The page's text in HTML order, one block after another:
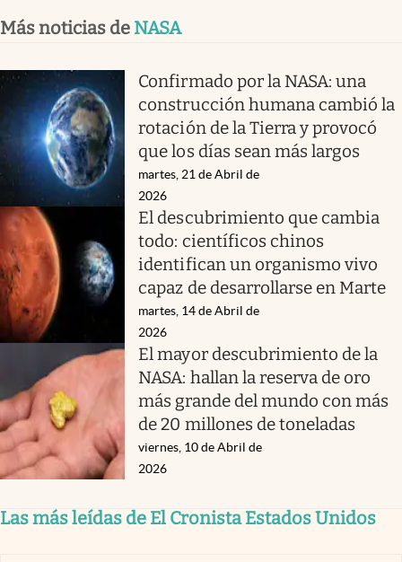
Más noticias de NASA
Confirmado por la NASA: una
construcción humana cambió la
rotación de la Tierra y provocó
que los días sean más largos
martes, 21 de Abril de
2026
El descubrimiento que cambia
todo: científicos chinos
identifican un organismo vivo
capaz de desarrollarse en Marte
martes, 14 de Abril de
2026
El mayor descubrimiento de la
NASA: hallan la reserva de oro
más grande del mundo con más
de 20 millones de toneladas
viernes, 10 de Abril de
2026
Las más leídas de El Cronista Estados Unidos